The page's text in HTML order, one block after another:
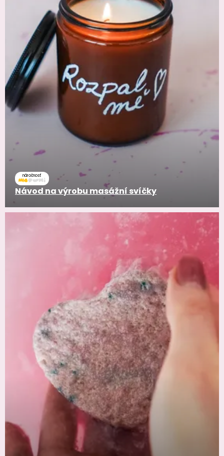
náročnosť
Návod na výrobu masážní svíčky